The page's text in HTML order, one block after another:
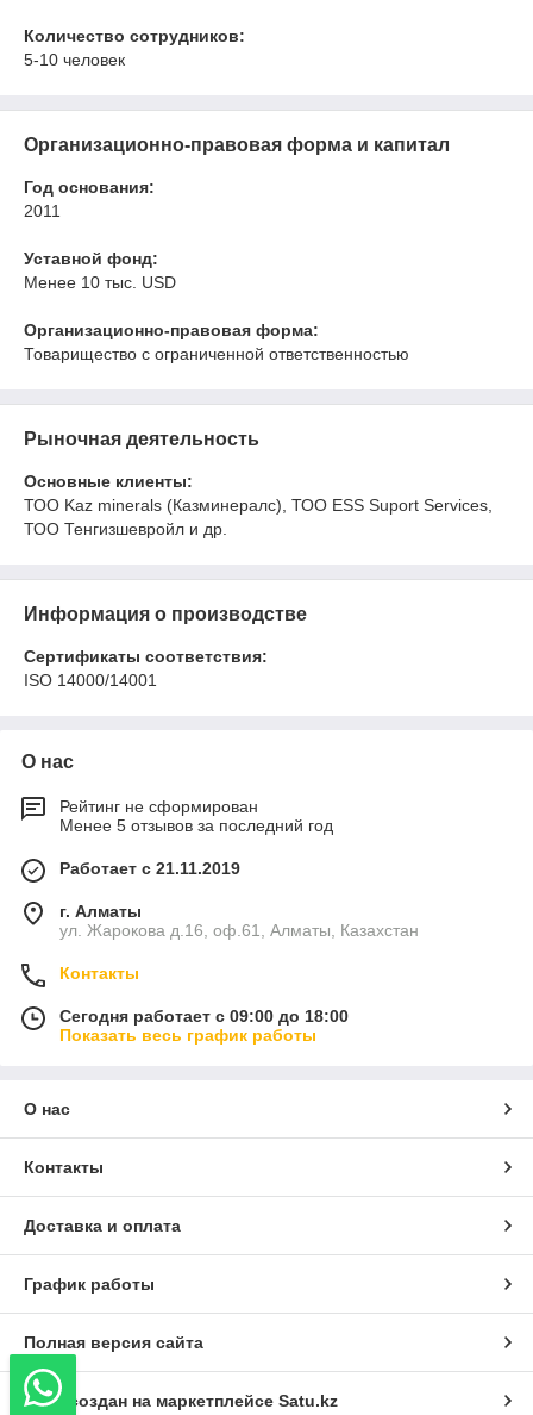
Количество сотрудников:
5-10 человек
Организационно-правовая форма и капитал
Год основания:
2011
Уставной фонд:
Менее 10 тыс. USD
Организационно-правовая форма:
Товарищество с ограниченной ответственностью
Рыночная деятельность
Основные клиенты:
ТОО Kaz minerals (Казминералс), ТОО ESS Suport Services,
ТОО Тенгизшевройл и др.
Информация о производстве
Сертификаты соответствия:
ISO 14000/14001
О нас
Рейтинг не сформирован
Менее 5 отзывов за последний год
Работает с 21.11.2019
г. Алматы
ул. Жарокова д.16, оф.61, Алматы, Казахстан
Контакты
Сегодня работает с 09:00 до 18:00
Показать весь график работы
О нас
Контакты
Доставка и оплата
График работы
Полная версия сайта
Сайт создан на маркетплейсе Satu.kz